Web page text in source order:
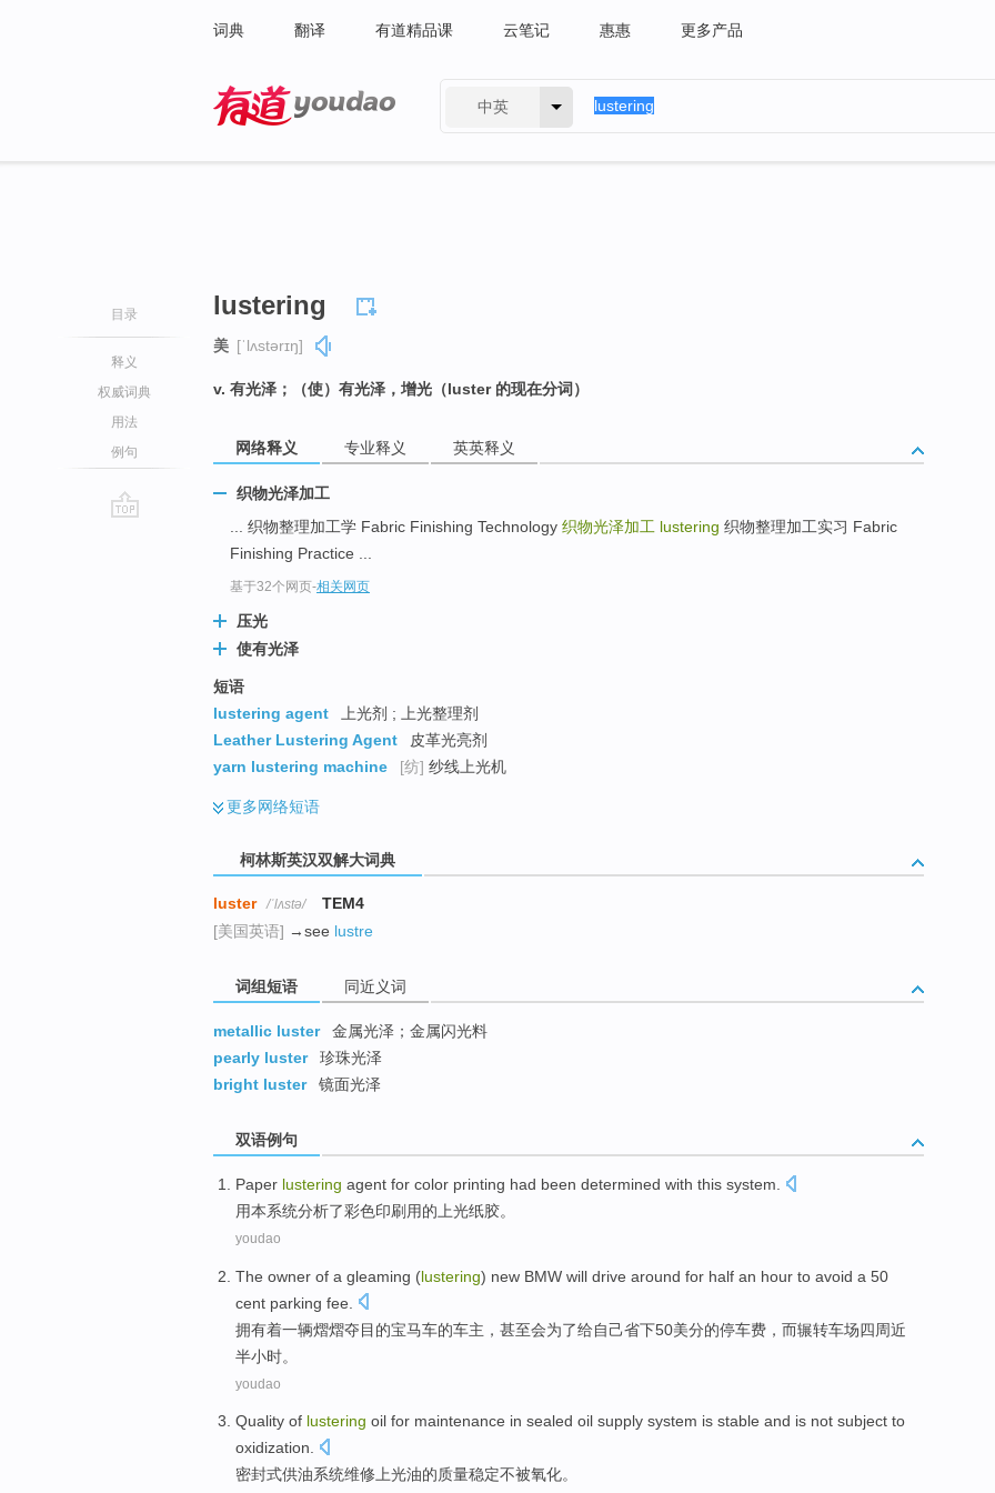
词典 翻译 有道精品课 云笔记 惠惠 更多产品
中英
目录
释义
权威词典
用法
例句
lustering
美 [ˈlʌstərɪŋ]
v. 有光泽；（使）有光泽，增光（luster 的现在分词）
网络释义 专业释义 英英释义
织物光泽加工
... 织物整理加工学 Fabric Finishing Technology 织物光泽加工 lustering 织物整理加工实习 Fabric
Finishing Practice ...
基于32个网页-相关网页
压光
使有光泽
短语
lustering agent
上光剂 ; 上光整理剂
Leather Lustering Agent
皮革光亮剂
yarn lustering machine
[纺] 纱线上光机
更多网络短语
柯林斯英汉双解大词典
luster /ˈlʌstə/
TEM4
[美国英语] →see lustre
词组短语 同近义词
metallic luster
金属光泽；金属闪光料
pearly luster
珍珠光泽
bright luster
镜面光泽
双语例句
Paper lustering agent for color printing had been determined with this system
用本系统分析了彩色印刷 用的上光纸胶。
youdao
The owner of a gleaming (lustering) new BMW will drive around for half an hour to avoid a 50
cent parking fee.
拥有着一辆熠熠夺目 的宝马车的车主，甚至会为了给自己省下50美分的停车费 ，而辗转车场四周近
半小时。
youdao
Quality of lustering oil for maintenance in sealed oil supply system is stable and is not subject to
oxidization.
密封式供油系统维修上光油的质量稳定不被氧化。